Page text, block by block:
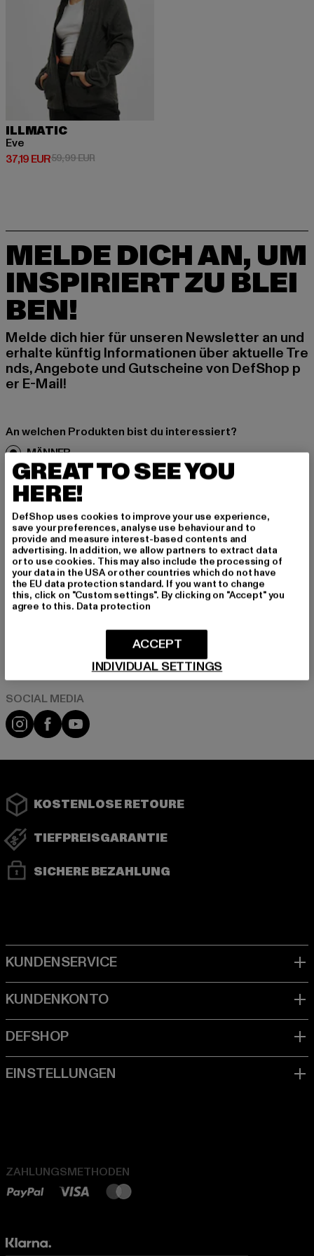
ILLMATIC
Eve
37,19 EUR
Derzeitiger Preis: 37,19 EUR
59,99 EURAktionspreis: 59,99 EUR
MELDE DICH AN, UM
INSPIRIERT ZU BLEI
BEN!
Melde dich hier für unseren Newsletter an und
erhalte künftig Informationen über aktuelle Tre
nds, Angebote und Gutscheine von DefShop p
er E-Mail!
An welchen Produkten bist du interessiert?
MÄNNER
FRAUEN
E-MAIL
ANMELDEN
Informationen dazu, wie DefShop mit Deinen Daten umgeht, findest Du
in unserer Datenschutzerklärung. Du kannst Dich jederzeit kostenfei
abmelden.Datenschutzerklärung lesen.
Play market
Instagram
FacebookYouTube
KOSTENLOSE RETOURE
TIEFPREISGARANTIE
SICHERE BEZAHLUNG
ZAHLUNGSMETHODEN
GREAT TO SEE YOU
HERE!
DefShop uses cookies to improve your use experience,
save your preferences, analyse use behaviour and to
provide and measure interest-based contents and
advertising. In addition, we allow partners to extract data
or to use cookies. This may also include the processing of
your data in the USA or other countries which do not have
the EU data protection standard. If you want to change
this, click on "Custom settings". By clicking on "Accept" you
agree to this. Data protection
INDIVIDUAL SETTINGS
ACCEPT